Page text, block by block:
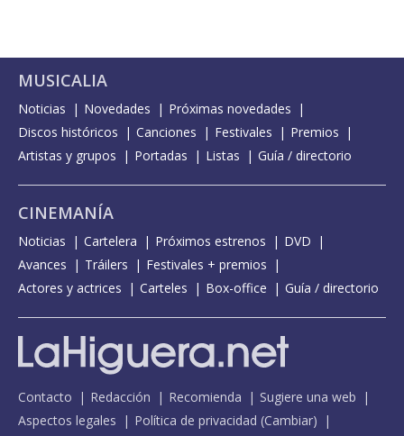
MUSICALIA
Noticias Novedades
Próximas novedades
Discos históricos
Canciones Festivales
Premios
Artistas y grupos
Portadas Listas Guía / directorio
CINEMANÍA
Noticias Cartelera Próximos estrenos
DVD
Avances
Tráilers
Festivales + premios
Actores y actrices
Carteles Box-office Guía / directorio
Contacto Redacción Recomienda
Sugiere una web
Aspectos legales
Política de privacidad (Cambiar)